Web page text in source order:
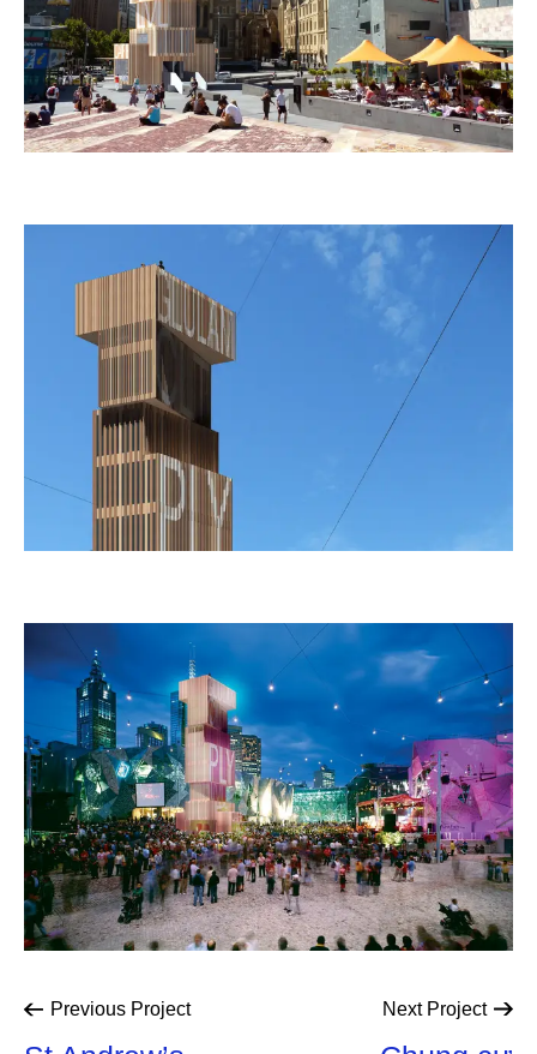
Previous Project Next Project